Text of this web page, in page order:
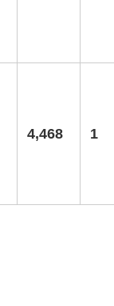
4,468 1